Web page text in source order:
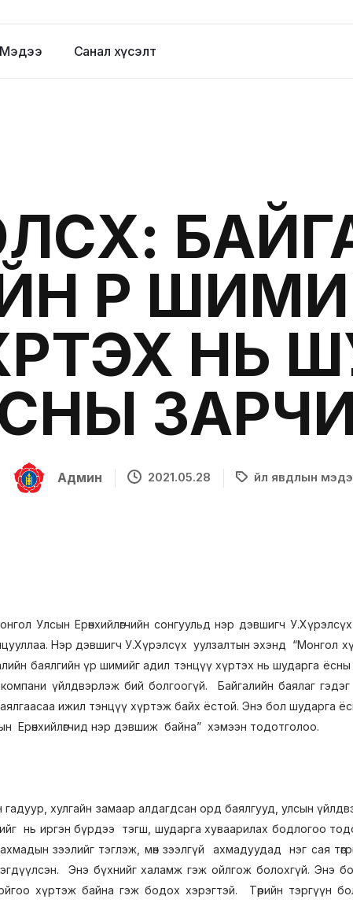
Мэдээ Санал хүсэлт
ҮР
НЬ
Админ 2021.05.28 Үйл явдлын
Улсын Ерөнхийлөгчийн сонгуульд нэр дэвшигч
Нэр дэвшигч У.Хүрэлсүх уулзалтын эхэнд “Монгол
баялгийн үр шимийг адил тэнцүү хүртэх нь шударга
үйлдвэрлэж бий болгоогүй. Байгалийн баялаг
ижил тэнцүү хүртэж байх ёстой. Энэ бол шударга
Ерөнхийлөгчид нэр дэвшиж байна” хэмээн тодотголоо.
гадуур, хулгайн замаар алдагдсан орд баялгууд, улсын
нь иргэн бүрдээ тэгш, шударга хуваарилах бодлогоо
зээлийг тэглэж, мөн зээлгүй ахмадуудад нэг сая
Энэ бүхнийг халамж гэж ойлгож болохгүй. Энэ
хүртэж байна гэж бодох хэрэгтэй. Төрийн тэргүүн бол